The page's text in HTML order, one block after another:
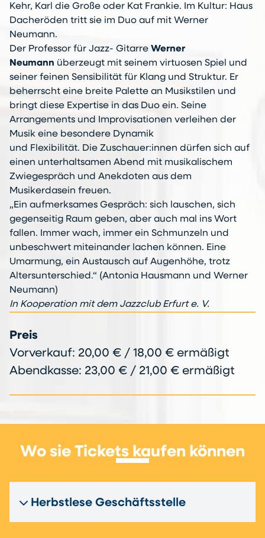
Kehr, Karl die Große oder Kat Frankie. Im Kultur: Haus
Dacheröden tritt sie im Duo auf mit Werner
Neumann.
Der Professor für Jazz- Gitarre Werner
Neumann überzeugt mit seinem virtuosen Spiel und
seiner feinen Sensibilität für Klang und Struktur. Er
beherrscht eine breite Palette an Musikstilen und
bringt diese Expertise in das Duo ein. Seine
Arrangements und Improvisationen verleihen der
Musik eine besondere Dynamik
und Flexibilität. Die Zuschauer:innen dürfen sich auf
einen unterhaltsamen Abend mit musikalischem
Zwiegespräch und Anekdoten aus dem
Musikerdasein freuen.
„Ein aufmerksames Gespräch: sich lauschen, sich
gegenseitig Raum geben, aber auch mal ins Wort
fallen. Immer wach, immer ein Schmunzeln und
unbeschwert miteinander lachen können. Eine
Umarmung, ein Austausch auf Augenhöhe, trotz
Altersunterschied.“ (Antonia Hausmann und Werner
Neumann)
In Kooperation mit dem Jazzclub Erfurt e. V.
Preis
Vorverkauf: 20,00 € / 18,00 € ermäßigt
Abendkasse: 23,00 € / 21,00 € ermäßigt
Wo sie Tickets kaufen können
Herbstlese Geschäftsstelle